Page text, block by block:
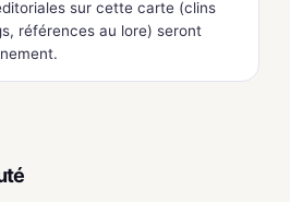
sur cette carte (clins
références au lore) seront